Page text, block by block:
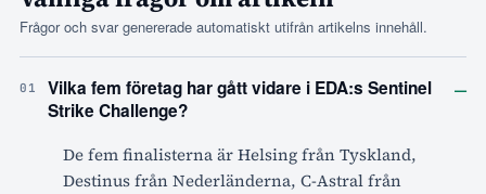
Frågor och svar genererade automatiskt utifrån artikelns innehåll.
01
Vilka fem företag har gått vidare i EDA:s Sentinel
Strike Challenge?
–
De fem finalisterna är Helsing från Tyskland,
Destinus från Nederländerna, C-Astral från